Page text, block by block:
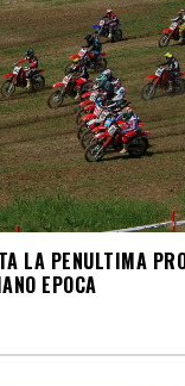
LA PENULTIMA
EPOCA